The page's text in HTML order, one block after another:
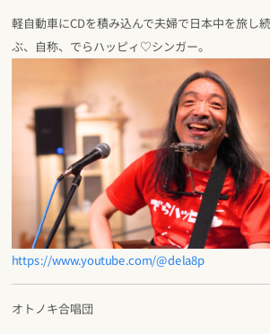
軽自動車にCDを積み込んで夫婦で日本中を旅し
ぶ、自称、でらハッピィ♡シンガー。
https://www.youtube.com/@dela8p
オトノキ合唱団